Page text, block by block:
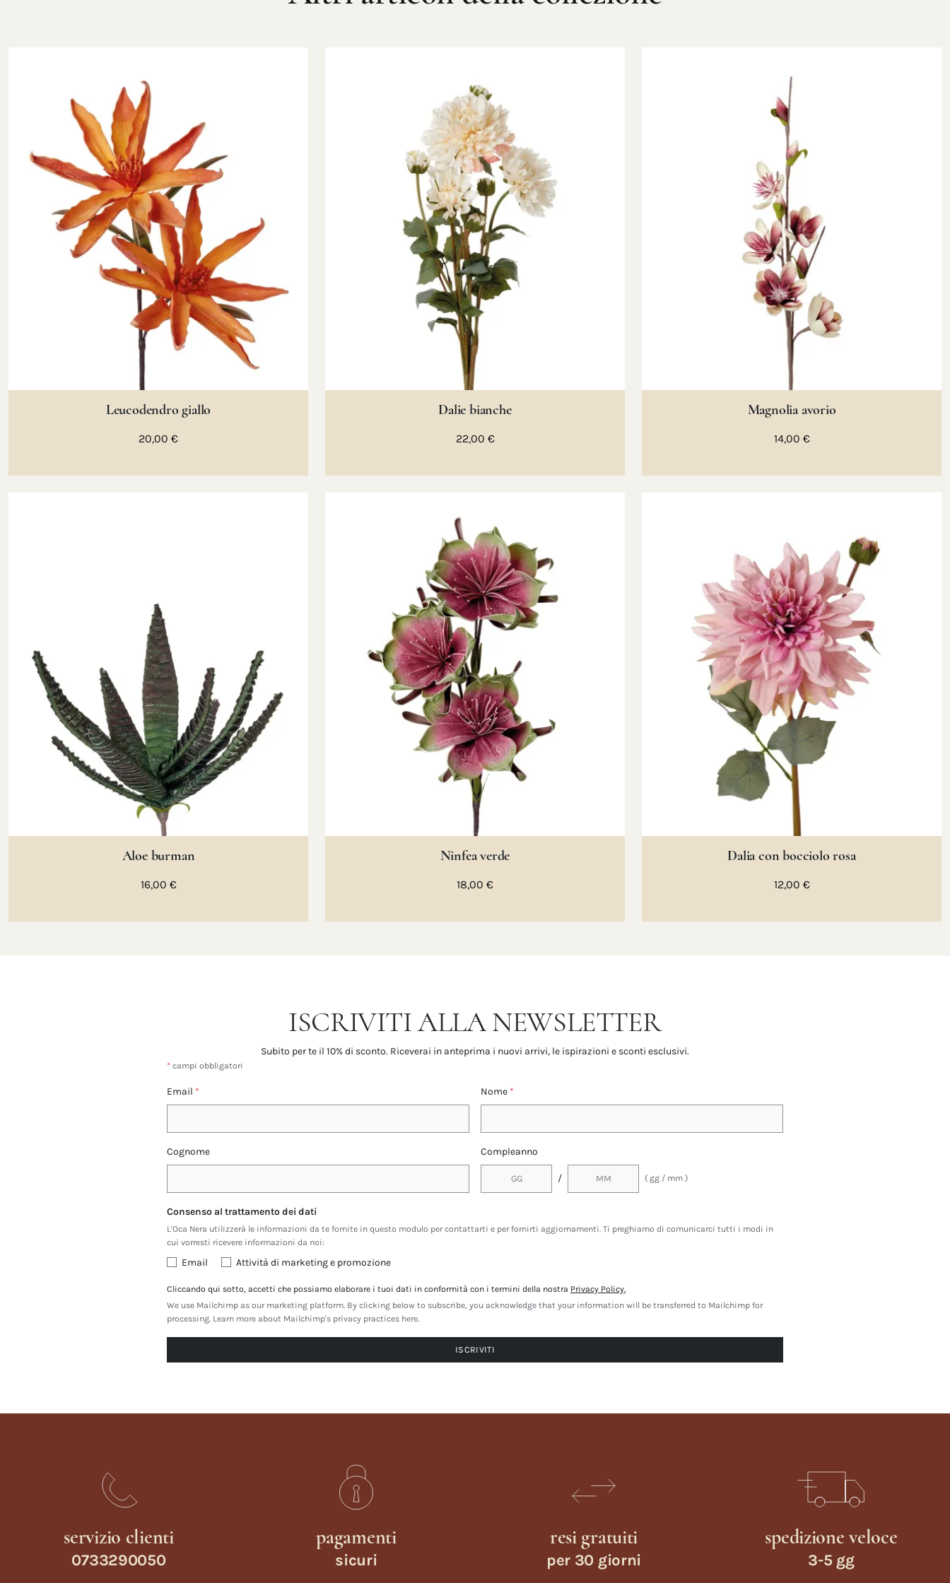
Leucodendro giallo
20,00 €
Dalie bianche
22,00 €
Magnolia avorio
14,00 €
Aloe burman
16,00 €
Ninfea verde
18,00 €
Dalia con bocciolo rosa
12,00 €
ISCRIVITI ALLA NEWSLETTER
Subito per te il 10% di sconto. Riceverai in anteprima i nuovi arrivi, le ispirazioni e sconti esclusivi.
* campi obbligatori
Email * Nome *
Cognome Compleanno
/ ( gg / mm )
Consenso al trattamento dei dati
L'Oca Nera utilizzerà le informazioni da te fornite in questo modulo per contattarti e per fornirti aggiornamenti. Ti preghiamo di comunicarci tutti i modi in
cui vorresti ricevere informazioni da noi:
Email Attività di marketing e promozione
Cliccando qui sotto, accetti che possiamo elaborare i tuoi dati in conformità con i termini della nostra Privacy Policy.
We use Mailchimp as our marketing platform. By clicking below to subscribe, you acknowledge that your information will be transferred to Mailchimp for
processing. Learn more about Mailchimp's privacy practices here.
servizio clienti
0733290050
pagamenti
sicuri
resi gratuiti
per 30 giorni
spedizione veloce
3-5 gg